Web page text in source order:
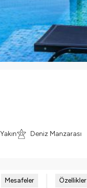
Deniz Manzarası
Mesafeler Özellikler